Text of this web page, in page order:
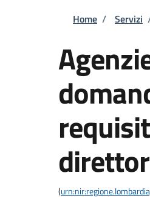
Home / Servizi
(